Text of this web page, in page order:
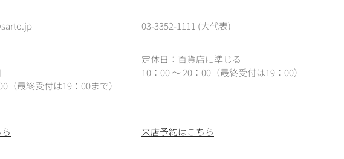
（最終受付は19：00まで）
03-3352-1111 (大代表)
定休日：百貨店に準じる
10：00 ～ 20：00（最終受付は19：00）
来店予約はこちら